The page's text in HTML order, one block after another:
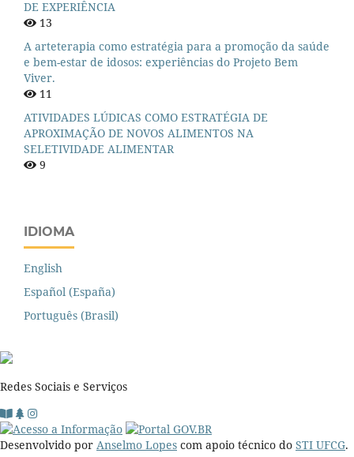
DE EXPERIÊNCIA
13
A arteterapia como estratégia para a promoção da saúde
e bem-estar de idosos: experiências do Projeto Bem
Viver.
11
ATIVIDADES LÚDICAS COMO ESTRATÉGIA DE
APROXIMAÇÃO DE NOVOS ALIMENTOS NA
SELETIVIDADE ALIMENTAR
9
IDIOMA
English
Español (España)
Português (Brasil)
Redes Sociais e Serviços
Desenvolvido por Anselmo Lopes com apoio técnico do STI UFCG.